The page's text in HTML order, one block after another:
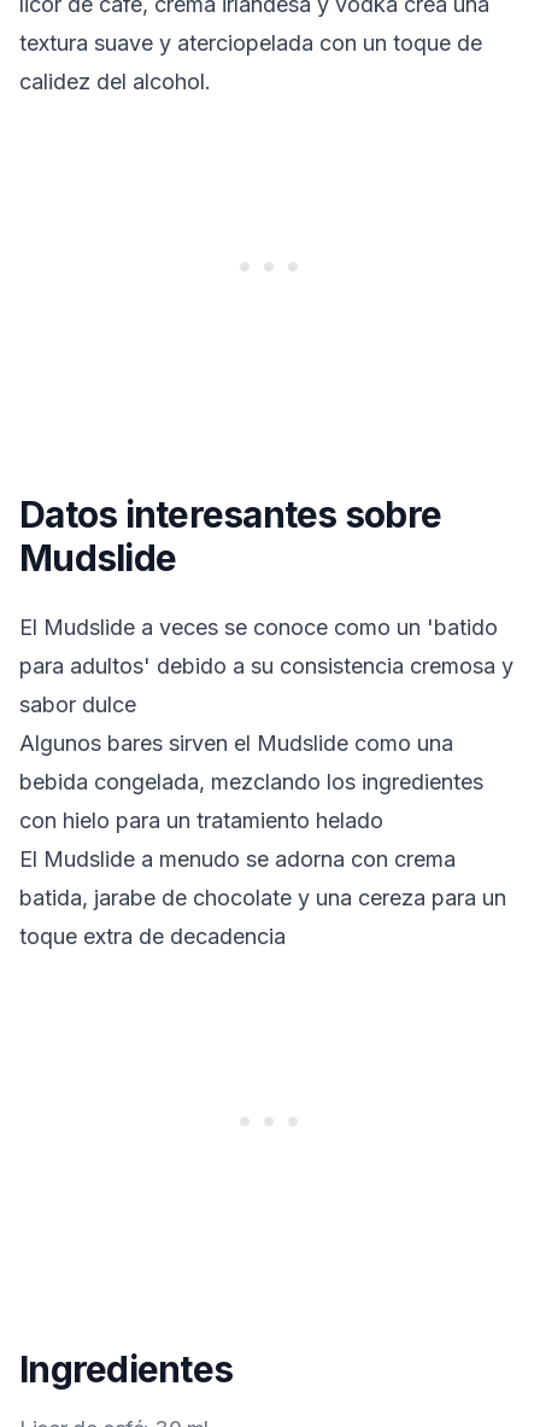
textura suave y aterciopelada con un toque de
calidez del alcohol.
Datos interesantes sobre
Mudslide
El Mudslide a veces se conoce como un 'batido
para adultos' debido a su consistencia cremosa y
sabor dulce
Algunos bares sirven el Mudslide como una
bebida congelada, mezclando los ingredientes
con hielo para un tratamiento helado
El Mudslide a menudo se adorna con crema
batida, jarabe de chocolate y una cereza para un
toque extra de decadencia
Ingredientes